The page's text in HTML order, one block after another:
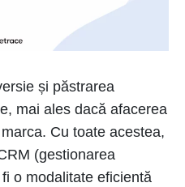
și păstrarea
mai ales dacă afacerea
Cu toate acestea,
(gestionarea
o modalitate eficientă